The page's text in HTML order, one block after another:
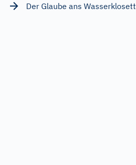
Der Glaube ans Wasserklosett